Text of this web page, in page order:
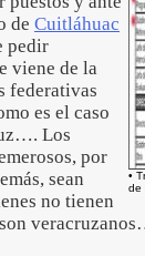
•
de
de Cuitláhuac
pedir
viene de la
federativas
es el caso
Los
por
sean
no tienen